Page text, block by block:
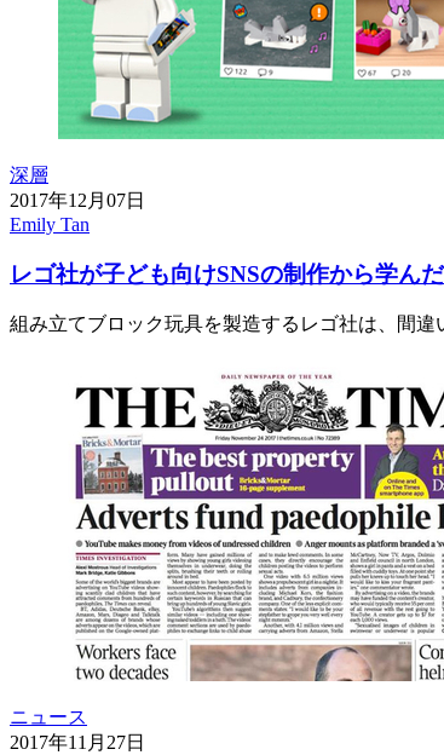
深層
2017年12月07日
Emily Tan
レゴ社が子ども向けSNSの制作から学ん
組み立てブロック玩具を製造するレゴ社は、間
ニュース
2017年11月27日